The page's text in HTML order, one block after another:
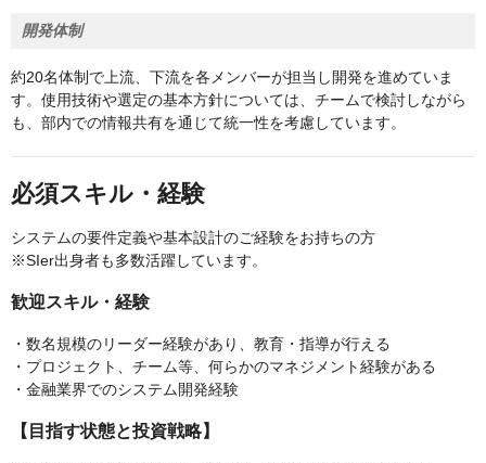
開発体制
約20名体制で上流、下流を各メンバーが担当し開発を進めていま
す。使用技術や選定の基本方針については、チームで検討しながら
も、部内での情報共有を通じて統一性を考慮しています。
必須スキル・経験
システムの要件定義や基本設計のご経験をお持ちの方
※SIer出身者も多数活躍しています。
歓迎スキル・経験
・数名規模のリーダー経験があり、教育・指導が行える
・プロジェクト、チーム等、何らかのマネジメント経験がある
・金融業界でのシステム開発経験
【目指す状態と投資戦略】